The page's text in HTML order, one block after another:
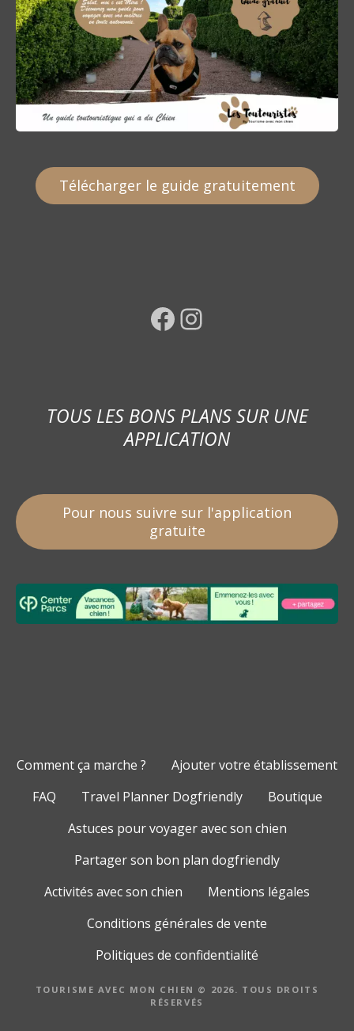
Télécharger le guide gratuitement
Facebook Instagram
TOUS LES BONS PLANS SUR UNE
APPLICATION
Pour nous suivre sur l'application
gratuite
Comment ça marche ?
Ajouter votre établissement
FAQ
Travel Planner Dogfriendly
Boutique
Astuces pour voyager avec son chien
Partager son bon plan dogfriendly
Activités avec son chien
Mentions légales
Conditions générales de vente
Politiques de confidentialité
TOURISME AVEC MON CHIEN © 2026. TOUS DROITS
RÉSERVÉS